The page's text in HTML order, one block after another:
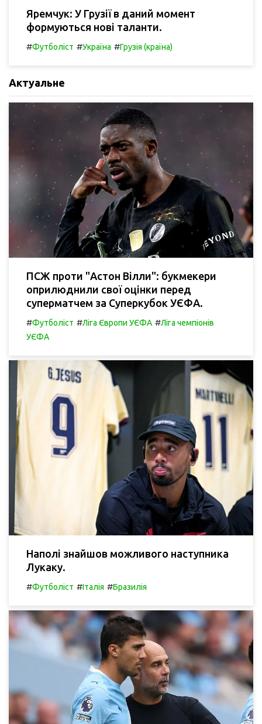
Яремчук: У Грузії в даний момент
формуються нові таланти.
#Футболіст #Україна #Грузія (країна)
Актуальне
ПСЖ проти "Астон Вілли": букмекери
оприлюднили свої оцінки перед
суперматчем за Суперкубок УЄФА.
#Футболіст #Ліга Європи УЄФА #Ліга чемпіонів
УЄФА
Наполі знайшов можливого наступника
Лукаку.
#Футболіст #Італія #Бразилія